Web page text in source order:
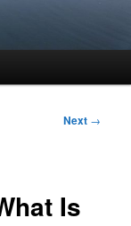
Next →
Is